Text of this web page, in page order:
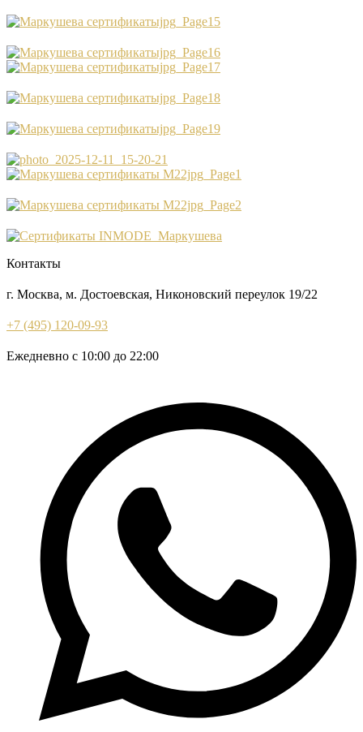
Контакты
г. Москва, м. Достоевская, Никоновский переулок 19/22
+7 (495) 120-09-93
Ежедневно с 10:00 до 22:00